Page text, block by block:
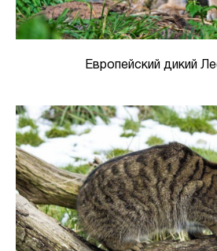
Европейский дикий